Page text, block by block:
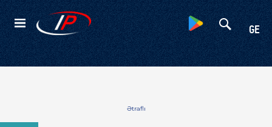
GE
Kateqoriyalar
Ətraflı